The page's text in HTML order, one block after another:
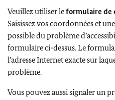
Veuillez utiliser leformulaire de
Saisissez vos coordonnées et
possible du problème
formulaire ci-dessus. Le
l’adresse Internet exacte sur
problème.
Vous pouvez aussi signaler un